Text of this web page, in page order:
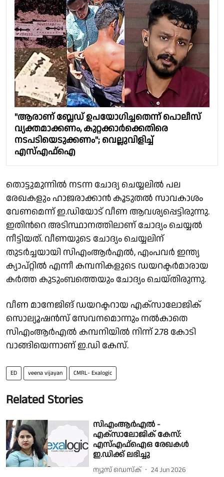
"ആരാണ് ബ്ലേഡ് ഉപയോഗിച്ചതെന്ന് പൊലീസ്
വ്യക്തമാക്കണം, കുറ്റക്കാർക്കെതിരെ
നടപടിയെടുക്കണം"; വെല്ലുവിളിച്ച്
എസ്എഫ്ഐ
തൊട്ടുമുന്നിൽ നടന്ന ചോദ്യ ചെയ്യലിൽ പല
രേഖകളും ഹാജരാക്കാൻ കൂടുതൽ സാവകാശം
വേണമെന്ന് ഇ.ഡിയോട് വീണ ആവശ്യപ്പെട്ടിരുന്നു.
ഇതിന്‍റെ അടിസ്ഥാനത്തിലാണ് ചോദ്യം ചെയ്യൽ
നീട്ടിയത്. വീണയുടെ ചോദ്യം ചെയ്യലിന്
തുടർച്ചയായി സിഎംആർഎൽ, എംപവർ ഇന്ത്യ
ക്യാപ്റ്റിൽ എന്നീ കമ്പനികളുടെ ഡയറക്ടർമാരായ
കർത്ത കുടുംബത്തെയും ചോദ്യം ചെയ്തിരുന്നു.
വീണ മാനേജിങ് ഡയറക്ടറായ എക്സാലോജിക്
സൊല്യൂഷൻസ് സേവനമൊന്നും നൽകാതെ
സിഎംആർഎൽ കമ്പനിയിൽ നിന്ന് 2.78 കോടി
വാങ്ങിയെന്നാണ് ഇ.ഡി കേസ്.
ED veena vijayan CMRL- Exalogic
Related Stories
സിഎംആർഎൽ -
എക്സാലോജിക് കേസ്:
എസ്എഫ്ഐഒ രേഖകൾ
ഇ.ഡിക്ക് ലഭിച്ചു
ന്യൂസ് ഡെസ്ക് 24 Jun 2026